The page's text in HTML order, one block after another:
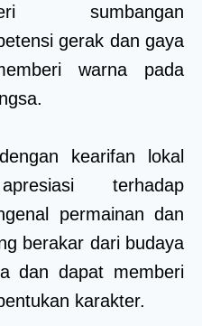
sumbangan
gerak dan gaya
warna pada
kearifan lokal
terhadap
permainan dan
berakar dari budaya
dan dapat memberi
karakter.